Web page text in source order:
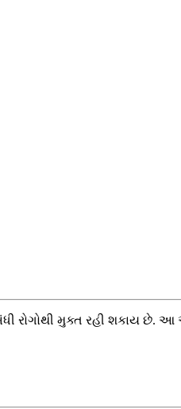
મુક્ત રહી શકાય છે. આ